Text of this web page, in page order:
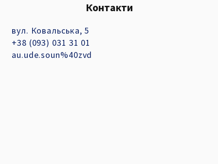
Контакти
вул. Ковальська, 5
+38 (093) 031 31 01
au.ude.soun%40zvd